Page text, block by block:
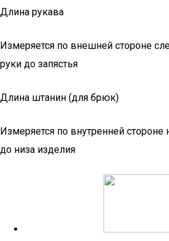
Длина рукава
Измеряется по внешней стороне
руки до запястья
Длина штанин (для брюк)
Измеряется по внутренней стороне
до низа изделия